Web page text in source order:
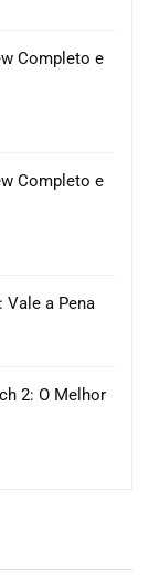
Completo e
Completo e
Vale a Pena
2: O Melhor